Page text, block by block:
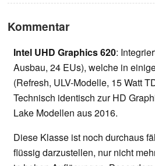
Kommentar
Intel UHD Graphics 620:
Ausbau, 24 EUs), welche in
(Refresh, ULV-Modelle, 15 Watt
Technisch identisch zur HD
Lake Modellen aus 2016.
Diese Klasse ist noch durchaus
flüssig darzustellen, nur nicht